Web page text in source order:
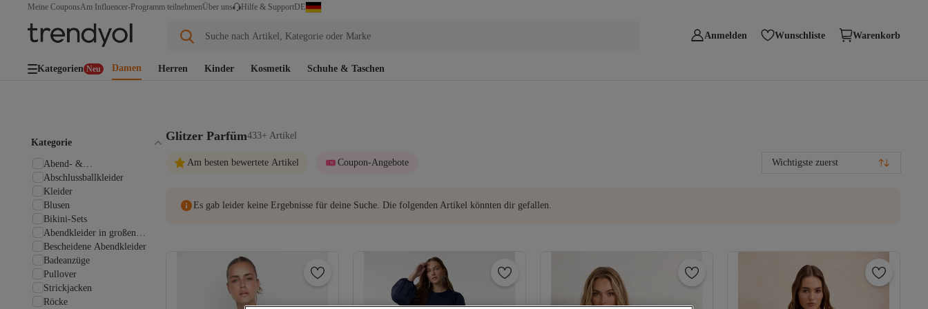
Meine CouponsAm Influencer-Programm teilnehmenÜber uns Hilfe & SupportDE
Suche nach Artikel, Kategorie oder Marke Anmelden Wunschliste Warenkorb
Kategorien Neu Damen Herren Kinder Kosmetik Schuhe & Taschen
Glitzer Parfüm433+ Artikel
Am besten bewertete Artikel Coupon-Angebote Wichtigste zuerst
Es gab leider keine Ergebnisse für deine Suche. Die folgenden Artikel könnten dir gefallen.
Kategorie
Abend- &
Abschlussballkleider
Abschlussballkleider
Kleider
Blusen
Bikini-Sets
Abendkleider in großen
Größen
Bescheidene Abendkleider
Badeanzüge
Pullover
Strickjacken
Röcke